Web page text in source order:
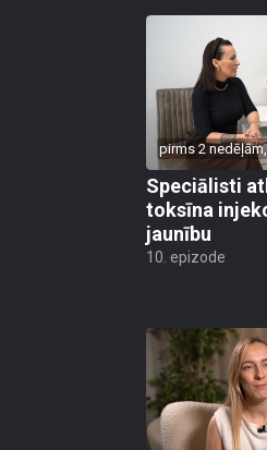
pirms 2
Speciālisti
toksīna
jaunību
10. epizode